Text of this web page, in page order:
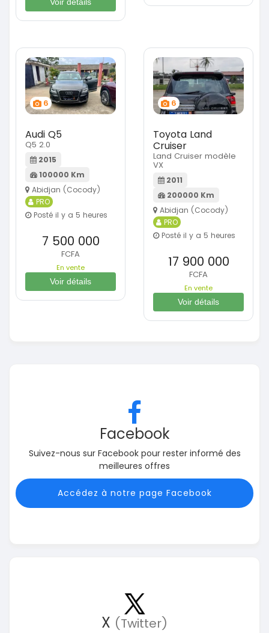
Voir détails
6
Audi Q5
Q5 2.0
2015
100000 Km
Abidjan (Cocody)
PRO
Posté il y a 5 heures
7 500 000
FCFA
En vente
Voir détails
6
Toyota Land
Cruiser
Land Cruiser modèle
VX
2011
200000 Km
Abidjan (Cocody)
PRO
Posté il y a 5 heures
17 900 000
FCFA
En vente
Voir détails
Facebook
Suivez-nous sur Facebook pour rester informé des
meilleures offres
Accédez à notre page Facebook
X (Twitter)